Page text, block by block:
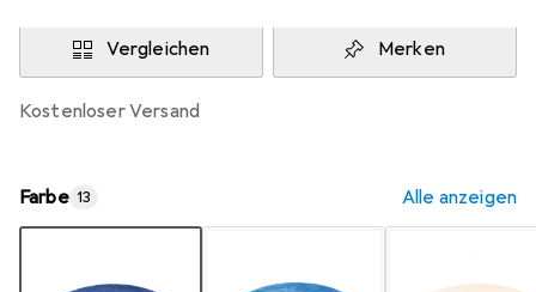
Vergleichen Merken
kostenloser Versand
Farbe 13 Alle anzeigen